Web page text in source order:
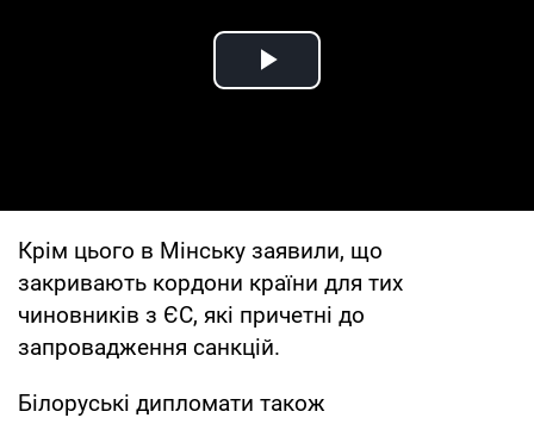
Play Video
Крім цього в Мінську заявили, що
закривають кордони країни для тих
чиновників з ЄС, які причетні до
запровадження санкцій.
Білоруські дипломати також